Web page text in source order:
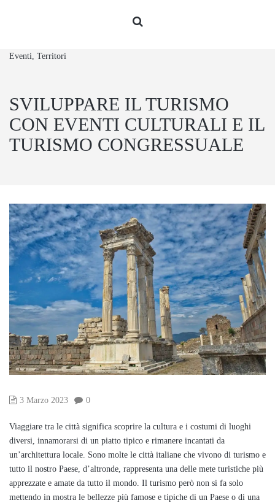
Eventi, Territori
SVILUPPARE IL TURISMO
CON EVENTI CULTURALI E IL
TURISMO CONGRESSUALE
3 Marzo 2023 0
Viaggiare tra le città significa scoprire la cultura e i costumi di luoghi
diversi, innamorarsi di un piatto tipico e rimanere incantati da
un’architettura locale. Sono molte le città italiane che vivono di turismo e
tutto il nostro Paese, d’altronde, rappresenta una delle mete turistiche più
apprezzate e amate da tutto il mondo. Il turismo però non si fa solo
mettendo in mostra le bellezze più famose e tipiche di un Paese o di una